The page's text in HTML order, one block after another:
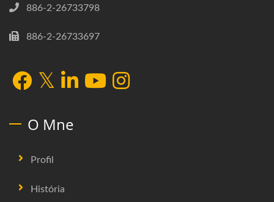
886-2-26733798
886-2-26733697
O Mne
Profil
História